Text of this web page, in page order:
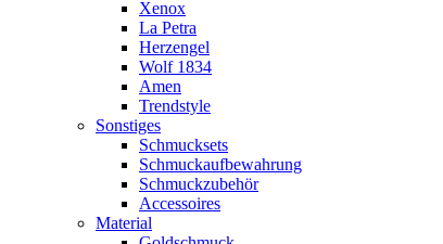
Xenox
La Petra
Herzengel
Wolf 1834
Amen
Trendstyle
Sonstiges
Schmucksets
Schmuckaufbewahrung
Schmuckzubehör
Accessoires
Material